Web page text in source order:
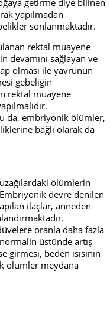
yapılmadan
sonlanmaktadır.
rektal muayene
devamını sağlayan ve
olması ile yavrunun
gebeliğin
rektal muayene
da, embriyonik ölümler,
bağlı olarak da
ölümlerin
devre denilen
ilaçlar, anneden
oranla daha fazla
üstünde artış
beden ısısının
ölümler meydana